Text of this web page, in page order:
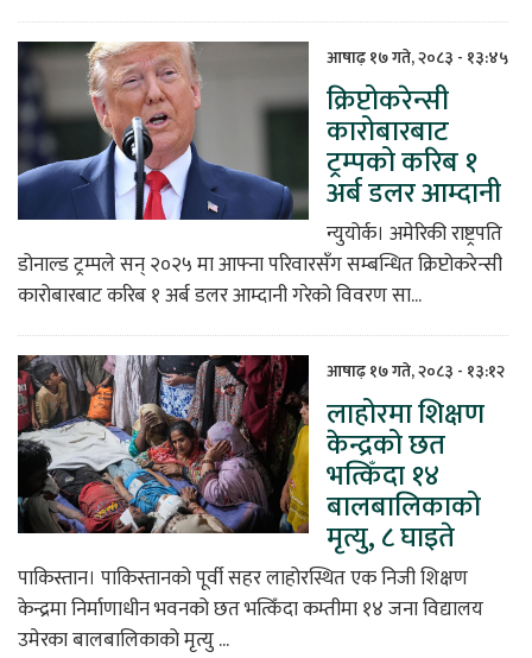
आषाढ़ १७ गते, २०८३ - १३:४५
क्रिप्टोकरेन्सी
कारोबारबाट
ट्रम्पको करिब १
अर्ब डलर आम्दानी
न्युयोर्क। अमेरिकी राष्ट्रपति
डोनाल्ड ट्रम्पले सन् २०२५ मा आफ्ना परिवारसँग सम्बन्धित क्रिप्टोकरेन्सी
कारोबारबाट करिब १ अर्ब डलर आम्दानी गरेको विवरण सा...
आषाढ़ १७ गते, २०८३ - १३:१२
लाहोरमा शिक्षण
केन्द्रको छत
भत्किँदा १४
बालबालिकाको
मृत्यु, ८ घाइते
पाकिस्तान। पाकिस्तानको पूर्वी सहर लाहोरस्थित एक निजी शिक्षण
केन्द्रमा निर्माणाधीन भवनको छत भत्किँदा कम्तीमा १४ जना विद्यालय
उमेरका बालबालिकाको मृत्यु ...